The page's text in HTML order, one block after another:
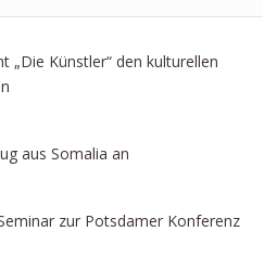
„Die Künstler“ den kulturellen
aus Somalia an
zur Potsdamer Konferenz